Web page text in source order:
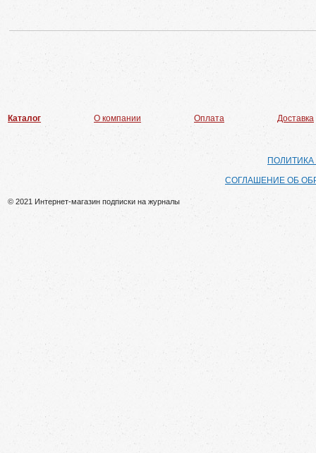
Каталог О компании Оплата Доставка
СОГЛАШЕНИЕ ОБ
© 2021 Интернет-магазин подписки на журналы